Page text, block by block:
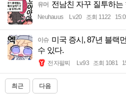
유머 전남친 자꾸 질투하는
Neuhauus Lv.20 조회 1122
이슈 미국 증시, 87년 블랙
수 있다.
전자팔찌 Lv.93 조회 1081
최근 다음